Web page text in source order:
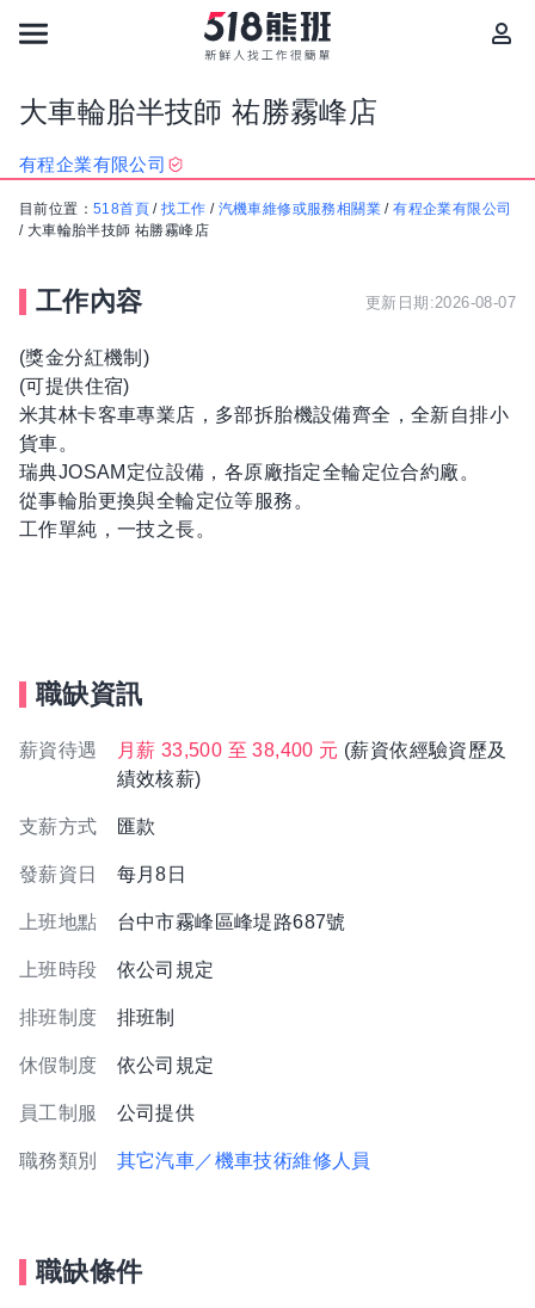
大車輪胎半技師 祐勝霧峰店
有程企業有限公司
目前位置： 518首頁 /找工作 / 汽機車維修或服務相關業 /有程企業有限公司
/ 大車輪胎半技師 祐勝霧峰店
工作內容 更新日期:2026-08-07
(獎金分紅機制)
(可提供住宿)
米其林卡客車專業店，多部拆胎機設備齊全，全新自排小
貨車。
瑞典JOSAM定位設備，各原廠指定全輪定位合約廠。
從事輪胎更換與全輪定位等服務。
工作單純，一技之長。
職缺資訊
薪資待遇 月薪 33,500 至 38,400 元 (薪資依經驗資歷及
績效核薪)
支薪方式 匯款
發薪資日 每月8日
上班地點 台中市霧峰區峰堤路687號
上班時段 依公司規定
排班制度 排班制
休假制度 依公司規定
員工制服 公司提供
職務類別 其它汽車／機車技術維修人員
職缺條件